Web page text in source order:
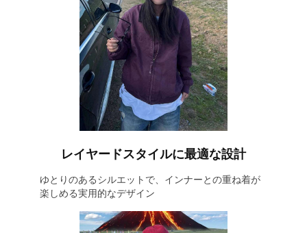
レイヤードスタイルに最適な設計
ゆとりのあるシルエットで、インナーとの重ね着が
楽しめる実用的なデザイン